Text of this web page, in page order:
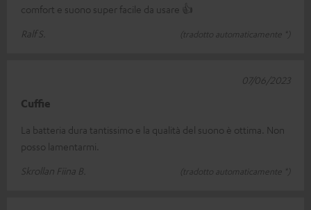
comfort e suono super facile da usare 👍
Ralf S.
(tradotto automaticamente *)
Cuffie
La batteria dura tantissimo e la qualità del suono è ottima. Non
posso lamentarmi.
Skrollan Fiina B.
(tradotto automaticamente *)
07/06/2023